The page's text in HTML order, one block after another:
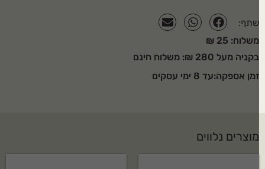
שתף:
משלוח: 25 ₪
בקניה מעל 280 ₪: משלוח חינם
זמן אספקה:עד 8 ימי עסקים
מוצרים נלווים